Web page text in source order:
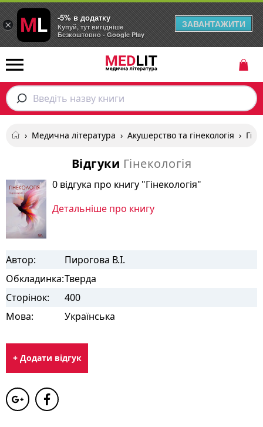
Введіть назву книги
› Медична література › Акушерство та гінекологія ›
Відгуки Гінекологія
0 відгука про книгу "Гінекологія"
Детальніше про книгу
Автор:
Пирогова В.І.
Обкладинка:Тверда
Сторінок:
400
Мова:
Українська
+ Додати відгук
×
-5% в додатку
Купуй, тут вигідніше
Безкоштовно - Google Play
ЗАВАНТАЖИТИ